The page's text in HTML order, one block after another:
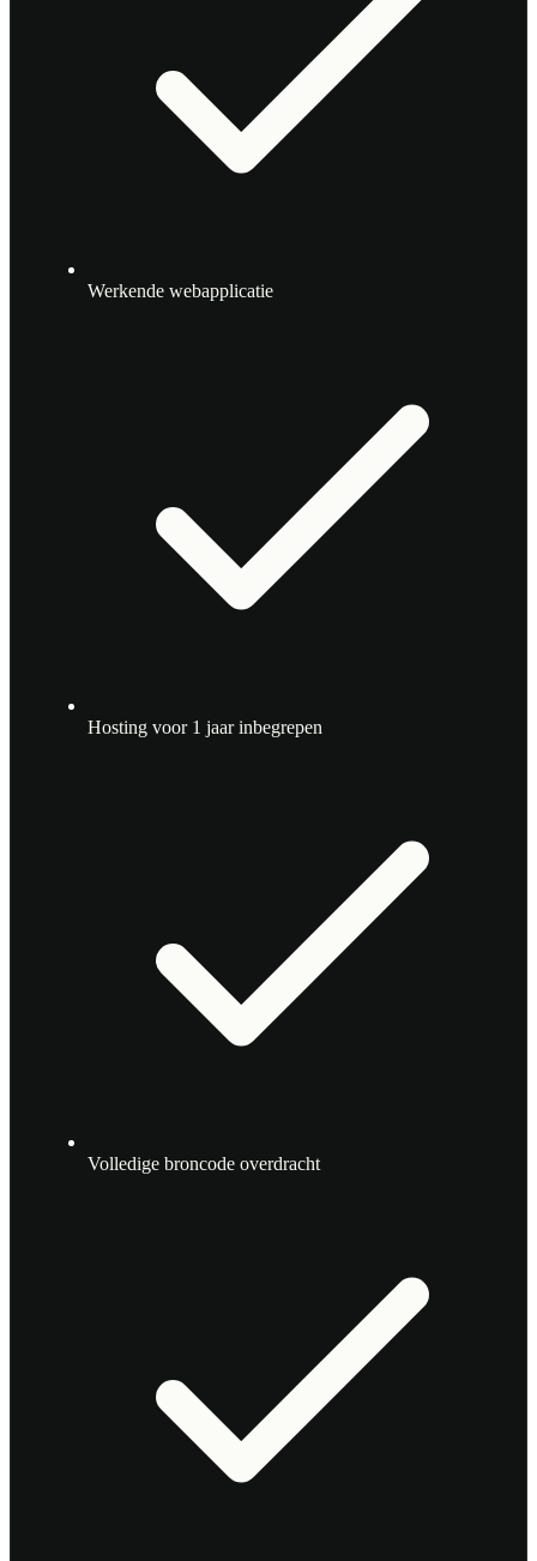
Werkende webapplicatie
Hosting voor 1 jaar inbegrepen
Volledige broncode overdracht